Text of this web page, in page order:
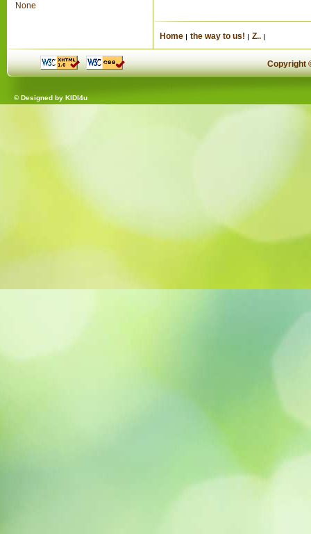
None
Home the way to us! Z..
Copyright
© Designed by KIDI4u